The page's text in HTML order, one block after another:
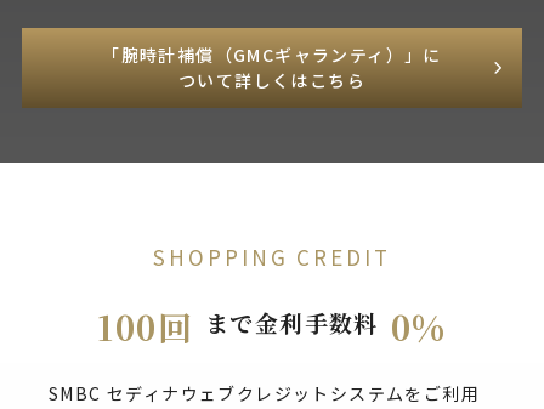
「腕時計補償（GMCギャランティ）」に
ついて詳しくはこちら
SHOPPING CREDIT
100回 まで金利手数料 0%
SMBC セディナウェブクレジットシステムをご利用